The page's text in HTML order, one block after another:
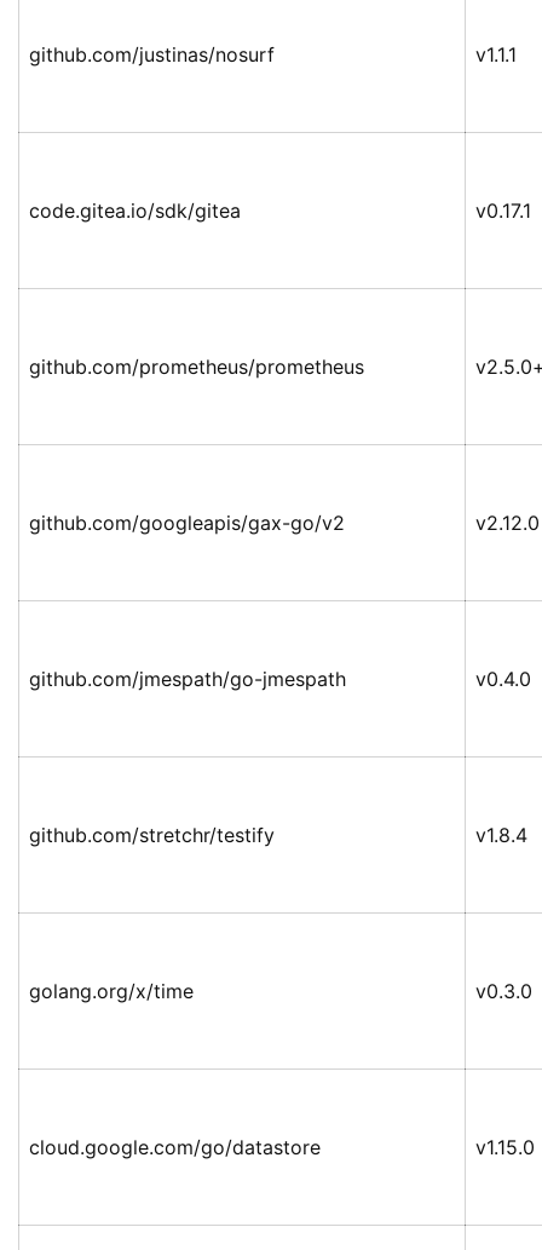
github.com/justinas/nosurf v1.1.1
code.gitea.io/sdk/gitea v0.17.1
github.com/prometheus/prometheus
github.com/googleapis/gax-go/v2 v2.12.0
github.com/jmespath/go-jmespath v0.4.0
github.com/stretchr/testify v1.8.4
golang.org/x/time v0.3.0
cloud.google.com/go/datastore v1.15.0